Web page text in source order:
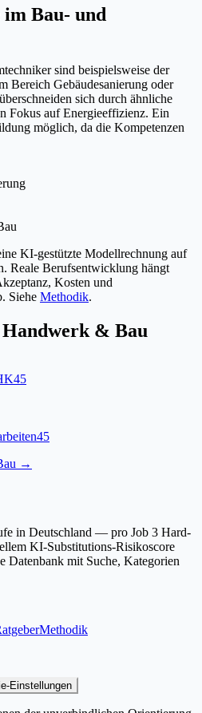
Bau- und
sind beispielsweise der
Bereich Gebäudesanierung oder
sich durch ähnliche
Fokus auf Energieeffizienz. Ein
möglich, da die Kompetenzen
KI-gestützte Modellrechnung auf
Reale Berufsentwicklung hängt
Kosten und
Siehe Methodik.
Handwerk & Bau
45
45
→
in Deutschland — pro Job 3 Hard-
KI-Substitutions-Risikoscore
Datenbank mit Suche, Kategorien
Methodik
Einstellungen